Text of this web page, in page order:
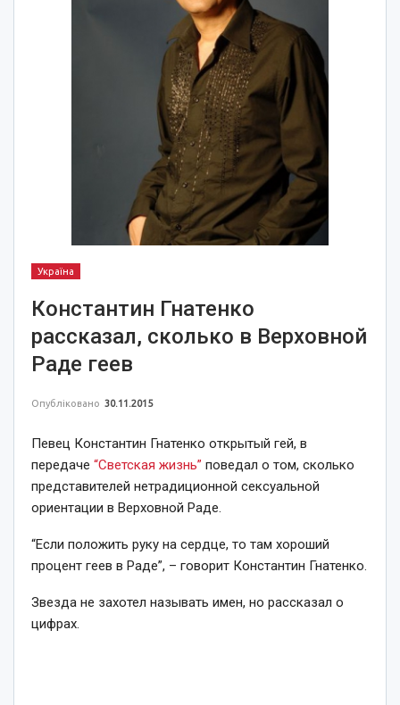
Україна
Константин Гнатенко
рассказал, сколько в Верховной
Раде геев
Опубліковано 30.11.2015
Певец Константин Гнатенко открытый гей, в
передаче “Светская жизнь” поведал о том, сколько
представителей нетрадиционной сексуальной
ориентации в Верховной Раде.
“Если положить руку на сердце, то там хороший
процент геев в Раде”, – говорит Константин Гнатенко.
Звезда не захотел называть имен, но рассказал о
цифрах.